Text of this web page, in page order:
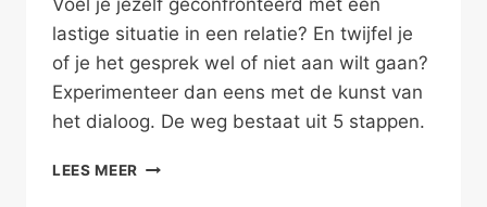
Voel je jezelf geconfronteerd met een
lastige situatie in een relatie? En twijfel je
of je het gesprek wel of niet aan wilt gaan?
Experimenteer dan eens met de kunst van
het dialoog. De weg bestaat uit 5 stappen.
LEES MEER DE